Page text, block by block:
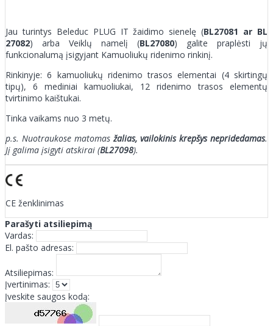
Jau turintys Beleduc PLUG IT žaidimo sienelę (BL27081 ar BL
27082) arba Veiklų namelį (BL27080) galite praplėsti jų
funkcionalumą įsigyjant Kamuoliukų ridenimo rinkinį.
Rinkinyje: 6 kamuoliukų ridenimo trasos elementai (4 skirtingų
tipų), 6 mediniai kamuoliukai, 12 ridenimo trasos elementų
tvirtinimo kaištukai.
Tinka vaikams nuo 3 metų.
p.s. Nuotraukose matomas žalias, vailokinis krepšys nepridedamas.
Jį galima įsigyti atskirai (BL27098).
CE ženklinimas
Parašyti atsiliepimą
Vardas:
El. pašto adresas:
Atsiliepimas:
Įvertinimas:
Įveskite saugos kodą: